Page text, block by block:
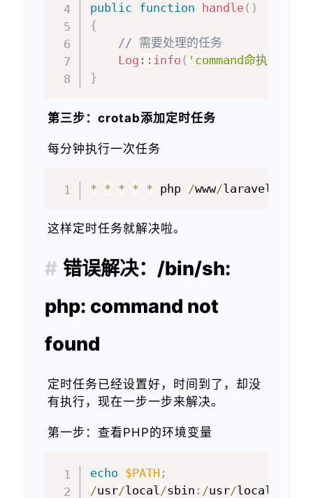
public function handle( )
{
// 需要处理的任务
Log :: info ( 'command命执行的定
}
第三步：crotab添加定时任务
每分钟执行一次任务
* * * * * php /www/laravelStudy
这样定时任务就解决啦。
错误解决：/bin/sh:
php: command not
found
定时任务已经设置好，时间到了，却没
有执行，现在一步一步来解决。
第一步：查看PHP的环境变量
echo $PATH ;
/usr/local /sbin : /usr/local